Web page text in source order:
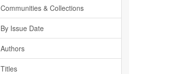
Communities & Collections
By Issue Date
Authors
Titles